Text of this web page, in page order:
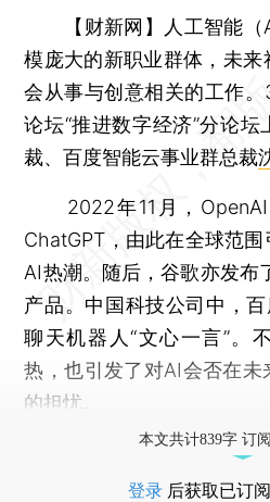
【财新网】
人工智能
模庞大的新职业群体，未来
会从事与创意相关的工作
论坛“推进数字经济”分论坛
裁、百度智能云事业群总裁
2022年11月，OpenAI
ChatGPT，由此在全球范
AI热潮。随后，谷歌亦发布
产品。中国科技公司中，
聊天机器人“文心一言”。
热，也引发了对AI会否在
的担忧。
本文共计839字 订
登录 后获取已订